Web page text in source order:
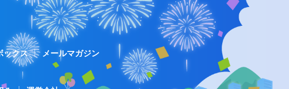
ックス
メールマガジン